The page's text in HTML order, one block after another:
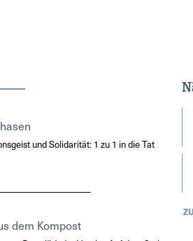
und Solidarität: 1 zu 1 in die Tat
dem Kompost